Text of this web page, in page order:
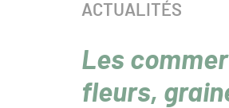
Les
fleurs,
CATÉGORIE :
ACTUALITÉS